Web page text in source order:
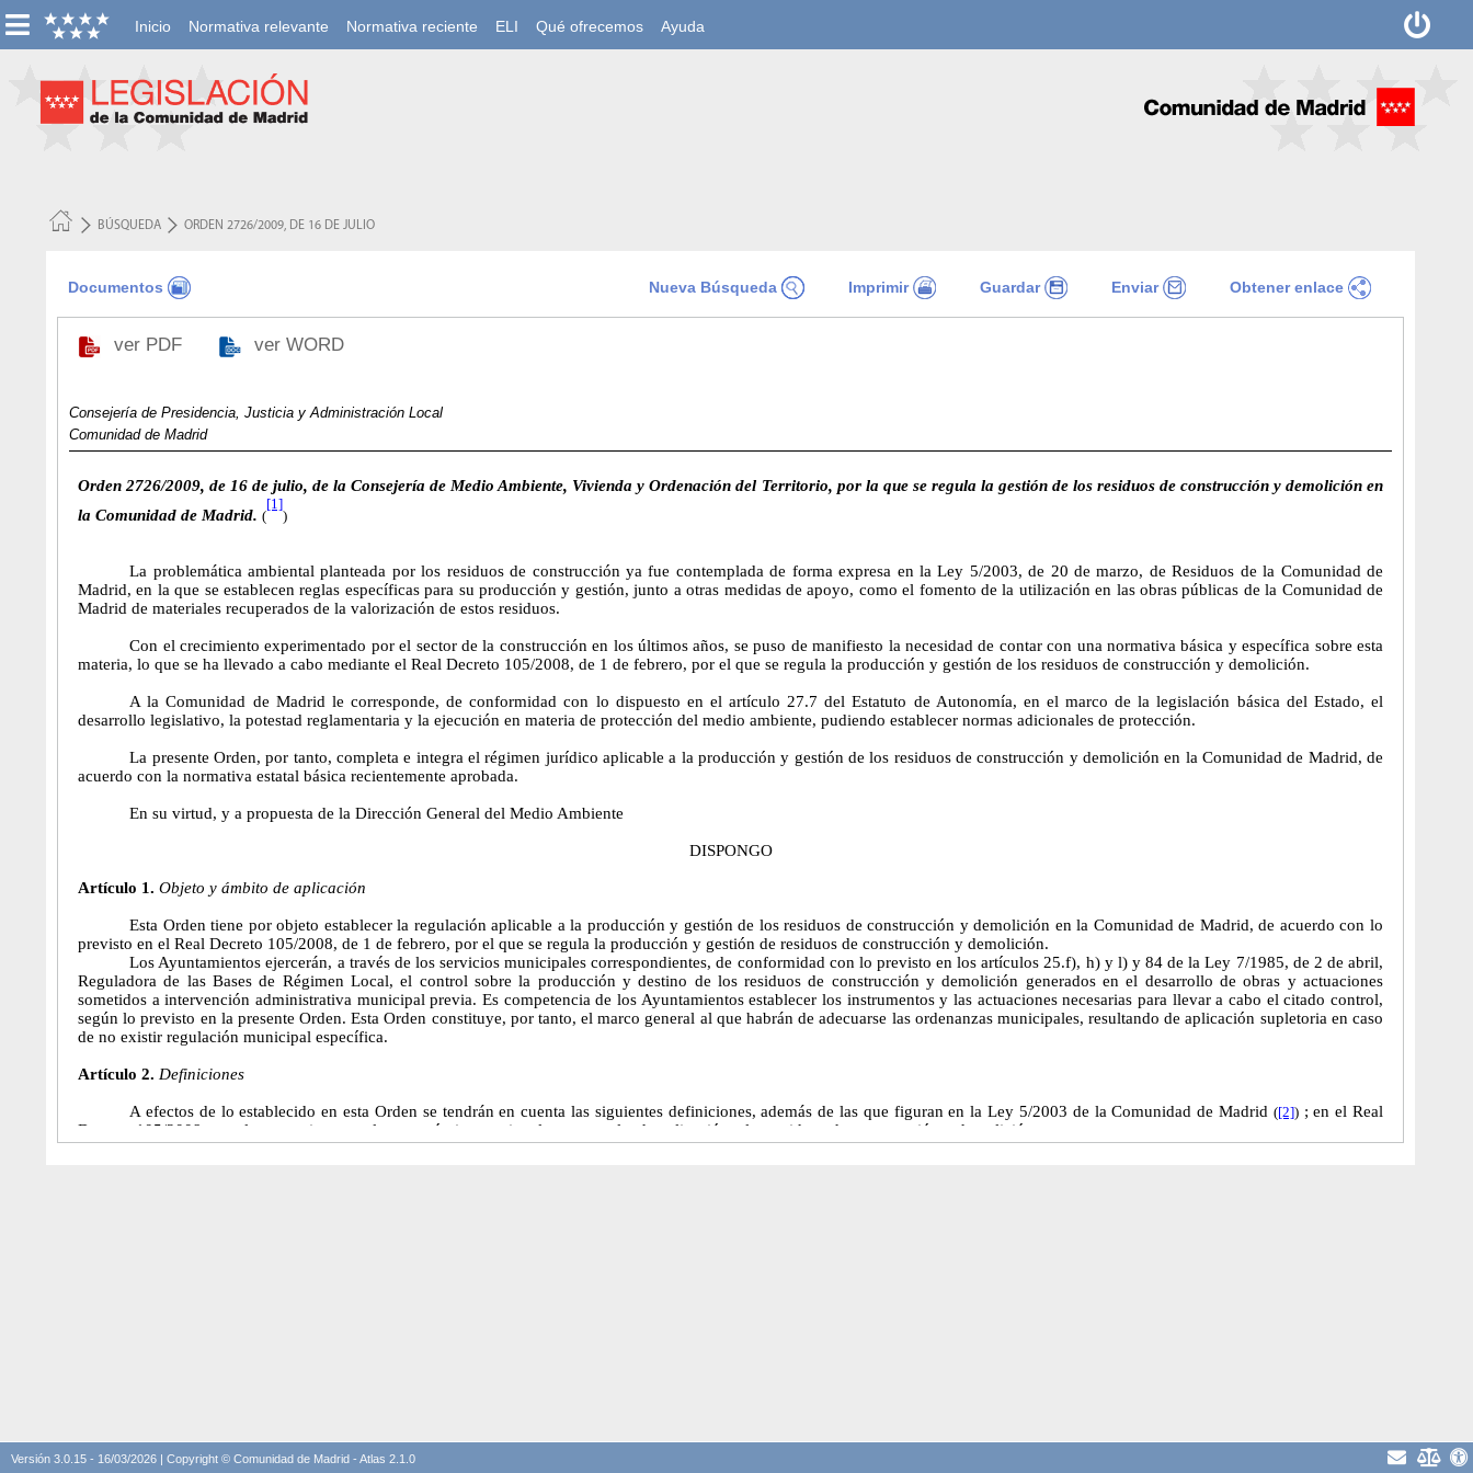
Inicio Normativa relevante Normativa reciente ELI Qué ofrecemos Ayuda
Versión 3.0.15 - 16/03/2026 | Copyright © Comunidad de Madrid - Atlas 2.1.0
BÚSQUEDA ORDEN 2726/2009, DE 16 DE JULIO
Obtener enlace
Enviar
Guardar
Imprimir
Nueva Búsqueda
Documentos
ver PDF ver WORD
Consejería de Presidencia, Justicia y Administración Local
Comunidad de Madrid